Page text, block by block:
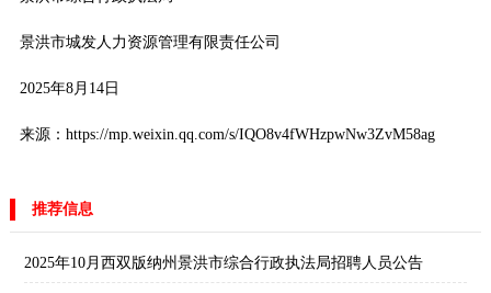
景洪市城发人力资源管理有限责任公司
2025年8月14日
来源：https://mp.weixin.qq.com/s/IQO8v4fWHzpwNw3ZvM58ag
推荐信息
2025年10月西双版纳州景洪市综合行政执法局招聘人员公告